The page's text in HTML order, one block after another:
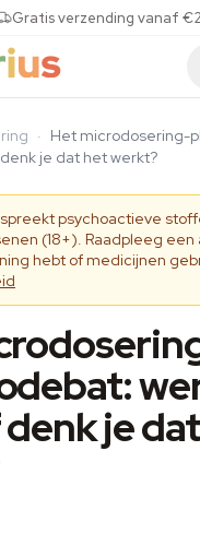
Gratis verzending vanaf
· Het microdosering-
je dat het werkt?
psychoactieve
(18+). Raadpleeg een
hebt of medicijnen
je